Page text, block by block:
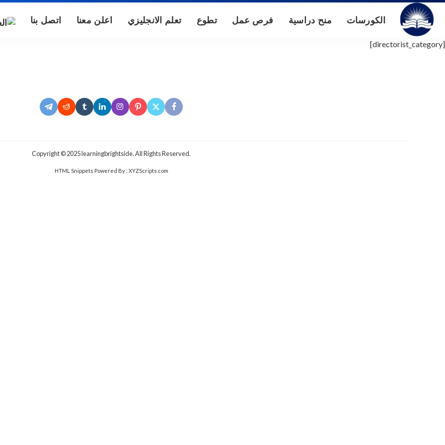
الكورسات منح دراسية فرص عمل تطوع تعلم الانجليزي اعلن معنا اتصل بنا
[directorist_category]
.Copyright © 2025 learningbrightside. All Rights Reserved
HTML Snippets Powered By : XYZScripts.com